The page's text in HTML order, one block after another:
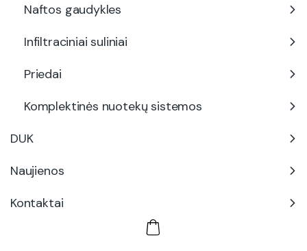
Naftos gaudykles
Infiltraciniai suliniai
Priedai
Komplektinės nuotekų sistemos
DUK
Naujienos
Kontaktai